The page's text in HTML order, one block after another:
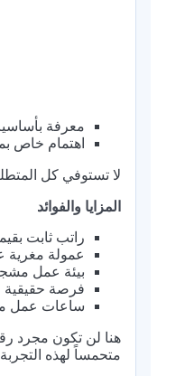
معرفة
اهتمام خاص
لا تستوفي كل
المزايا والفوائد
راتب ثابت بقيمة 4500 درهم
عمولة مغرية
بيئة عمل
فرصة حقيقية
ساعات عمل
هنا لن تكون مجرد
متحمساً لهذه